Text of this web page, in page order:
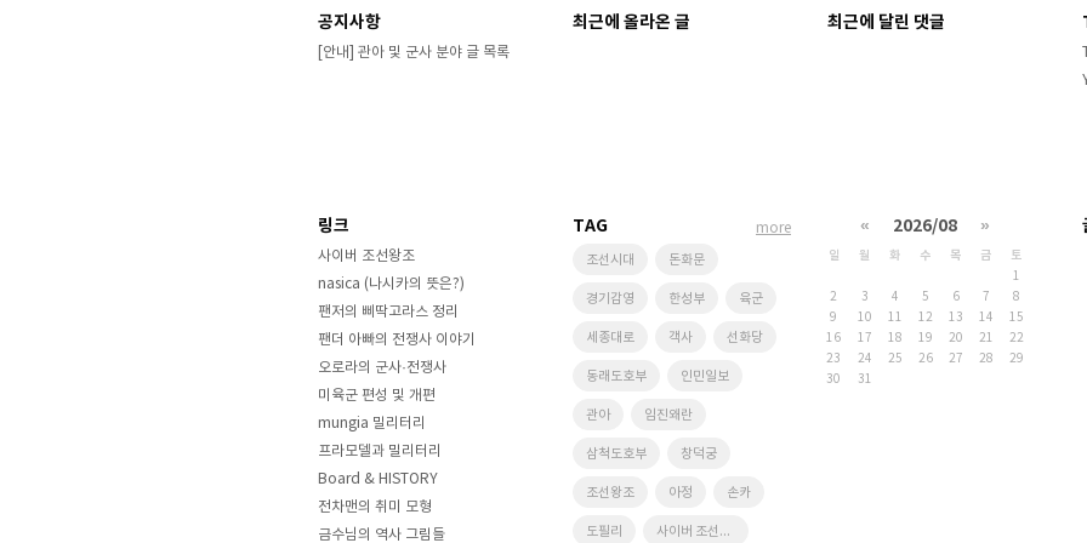
공지사항
[안내] 관아 및 군사 분야 글 목록
최근에 올라온 글 최근에 달린 댓글
링크
사이버 조선왕조
nasica (나시카의 뜻은?)
팬저의 삐딱고라스 정리
팬더 아빠의 전쟁사 이야기
오로라의 군사·전쟁사
미육군 편성 및 개편
mungia 밀리터리
프라모델과 밀리터리
Board & HISTORY
전차맨의 취미 모형
금수님의 역사 그림들
TAG
조선시대 돈화문
경기감영 한성부 육군
세종대로 객사 선화당
동래도호부 인민일보
관아 임진왜란
삼척도호부 창덕궁
조선왕조 아정 손카
도필리 사이버 조선왕조
more « 2026/08 »
일 월 화 수 목 금
토
1
2
3 4 5 6 7
8
9
10 11 12 13 14
15
16
17 18 19 20 21
22
23
24 25 26 27 28
29
30
31